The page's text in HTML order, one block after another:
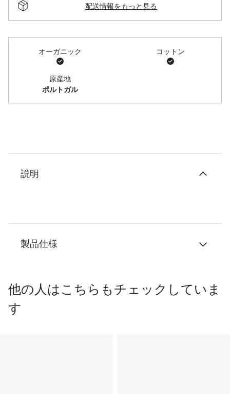
配送情報をもっと見る
オーガニック コットン
原産地
ポルトガル
説明
製品仕様
他の人はこちらもチェックしていま
す